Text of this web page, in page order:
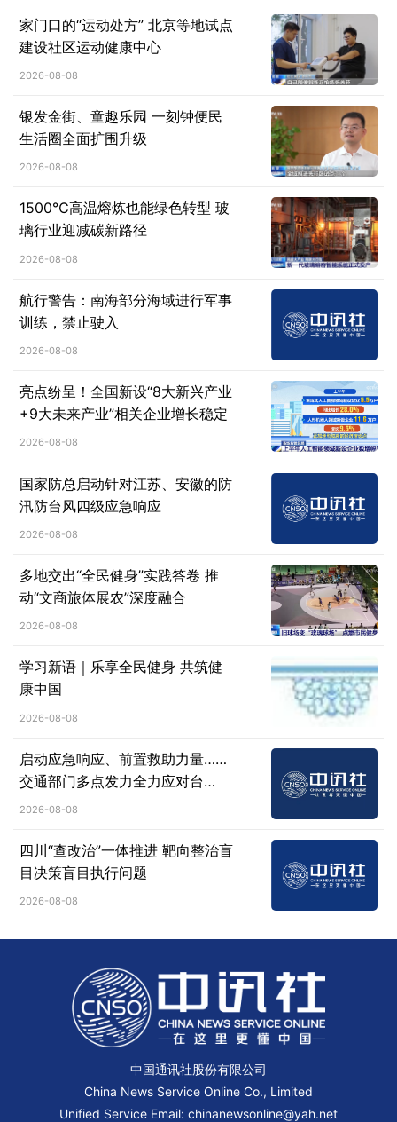
家门口的“运动处方” 北京等地试点
建设社区运动健康中心
2026-08-08
银发金街、童趣乐园 一刻钟便民
生活圈全面扩围升级
2026-08-08
1500℃高温熔炼也能绿色转型 玻
璃行业迎减碳新路径
2026-08-08
航行警告：南海部分海域进行军事
训练，禁止驶入
2026-08-08
亮点纷呈！全国新设“8大新兴产业
+9大未来产业”相关企业增长稳定
2026-08-08
国家防总启动针对江苏、安徽的防
汛防台风四级应急响应
2026-08-08
多地交出“全民健身”实践答卷 推
动“文商旅体展农”深度融合
2026-08-08
学习新语｜乐享全民健身 共筑健
康中国
2026-08-08
启动应急响应、前置救助力量……
交通部门多点发力全力应对台
风“白海豚”
2026-08-08
四川“查改治”一体推进 靶向整治盲
目决策盲目执行问题
2026-08-08
中国通讯社股份有限公司
China News Service Online Co., Limited
Unified Service Email: chinanewsonline@yah.net